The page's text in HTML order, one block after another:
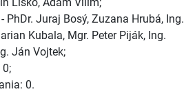
PhDr. Juraj Bosý, Zuzana Hrubá, Ing.
Kubala, Mgr. Peter Piják, Ing.
Ján Vojtek;
0.